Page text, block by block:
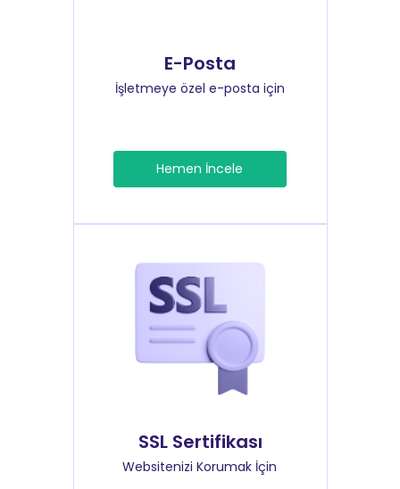
E-Posta
İşletmeye özel e-posta için
Hemen İncele
SSL Sertifikası
Websitenizi Korumak İçin